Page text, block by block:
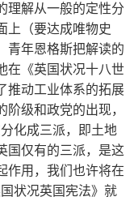
理解从一般的定性分
上（要达成唯物史
青年恩格斯把解读的
在《英国状况十八世
推动工业体系的拓展
级和政党的出现，
化成三派，即土地
国仅有的三派，是这
作用，我们也许将在
状况英国宪法》就